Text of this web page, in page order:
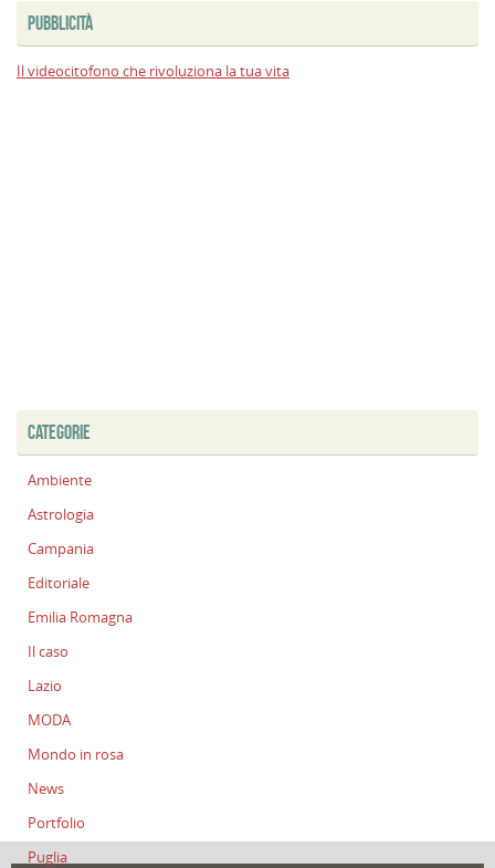
PUBBLICITÀ
Il videocitofono che rivoluziona la tua vita
CATEGORIE
Ambiente
Astrologia
Campania
Editoriale
Emilia Romagna
Il caso
Lazio
MODA
Mondo in rosa
News
Portfolio
Puglia